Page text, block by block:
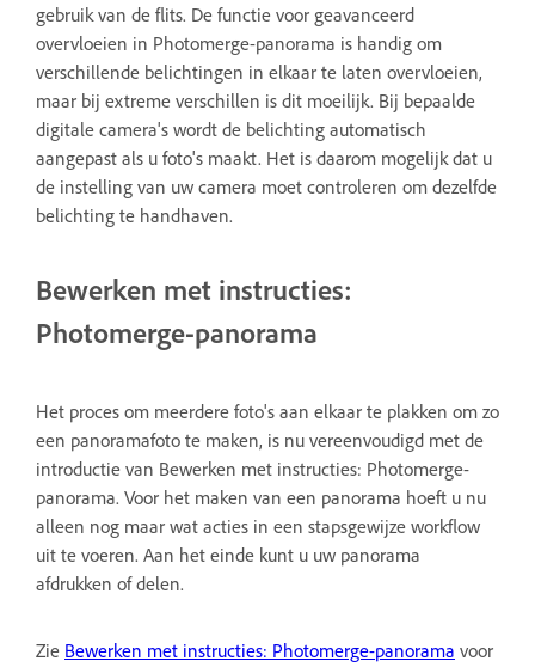
gebruik van de flits. De functie voor geavanceerd
overvloeien in Photomerge-panorama is handig om
verschillende belichtingen in elkaar te laten overvloeien,
maar bij extreme verschillen is dit moeilijk. Bij bepaalde
digitale camera's wordt de belichting automatisch
aangepast als u foto's maakt. Het is daarom mogelijk dat u
de instelling van uw camera moet controleren om dezelfde
belichting te handhaven.
Bewerken met instructies:
Photomerge-panorama
Het proces om meerdere foto's aan elkaar te plakken om zo
een panoramafoto te maken, is nu vereenvoudigd met de
introductie van Bewerken met instructies: Photomerge-
panorama. Voor het maken van een panorama hoeft u nu
alleen nog maar wat acties in een stapsgewijze workflow
uit te voeren. Aan het einde kunt u uw panorama
afdrukken of delen.
Zie Bewerken met instructies: Photomerge-panorama voor